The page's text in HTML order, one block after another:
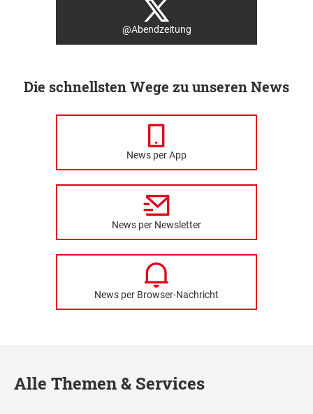
@Abendzeitung
Die schnellsten Wege zu unseren News
News per App
News per Newsletter
News per Browser-Nachricht
Alle Themen & Services